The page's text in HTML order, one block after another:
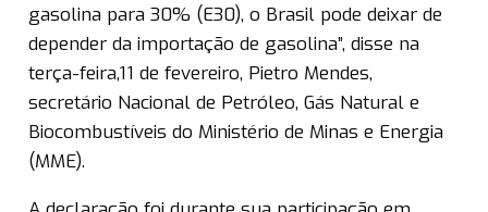
gasolina para 30% (E30), o Brasil pode deixar de
depender da importação de gasolina”, disse na
terça-feira,11 de fevereiro, Pietro Mendes,
secretário Nacional de Petróleo, Gás Natural e
Biocombustíveis do Ministério de Minas e Energia
(MME).